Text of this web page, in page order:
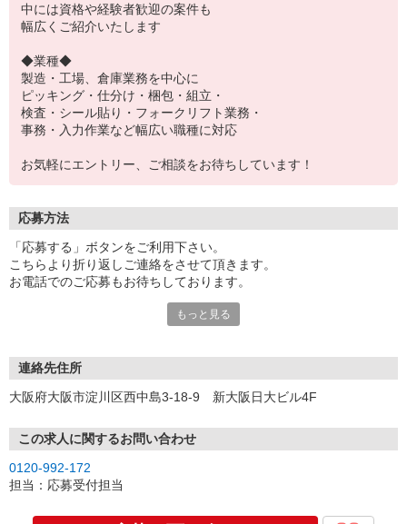
中には資格や経験者歓迎の案件も
幅広くご紹介いたします
◆業種◆
製造・工場、倉庫業務を中心に
ピッキング・仕分け・梱包・組立・
検査・シール貼り・フォークリフト業務・
事務・入力作業など幅広い職種に対応
お気軽にエントリー、ご相談をお待ちしています！
応募方法
「応募する」ボタンをご利用下さい。
こちらより折り返しご連絡をさせて頂きます。
お電話でのご応募もお待ちしております。
※現地での面談対応も可能です。もっと見る
連絡先住所
大阪府大阪市淀川区西中島3-18-9 新大阪日大ビル4F
この求人に関するお問い合わせ
0120-992-172
担当：応募受付担当